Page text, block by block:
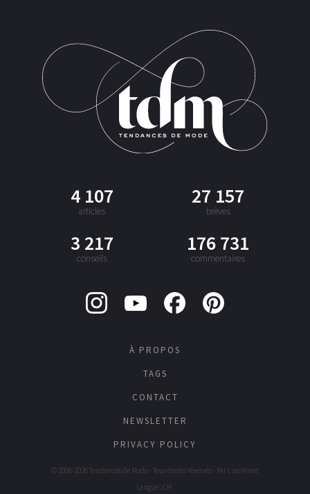
4 107
articles
27 157
brèves
3 217
conseils
176 731
commentaires
À PROPOS
TAGS
CONTACT
NEWSLETTER
PRIVACY POLICY
© 2006-2026 Tendances de Mode - Tous droits réservés - Par Lise Huret
Langue : CH